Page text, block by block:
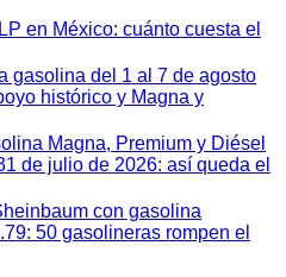
en México: cuánto cuesta el
gasolina del 1 al 7 de agosto
histórico y Magna y
Magna, Premium y Diésel
de julio de 2026: así queda el
con gasolina
50 gasolineras rompen el